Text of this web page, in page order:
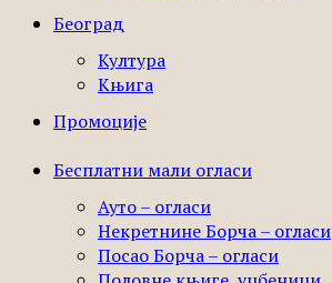
Београд
Култура
Књига
Промоције
Бесплатни мали огласи
Ауто – огласи
Некретнине Борча – огласи
Посао Борча – огласи